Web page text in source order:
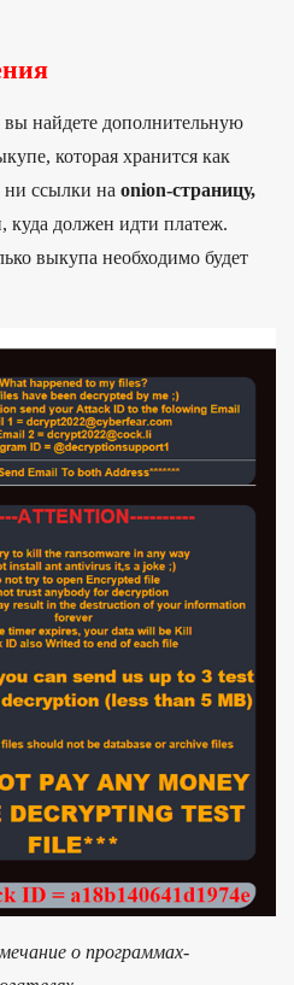
найдете дополнительную
которая хранится как
ни ссылки на onion-страницу,
должен идти платеж.
выкупа необходимо будет
о программах-